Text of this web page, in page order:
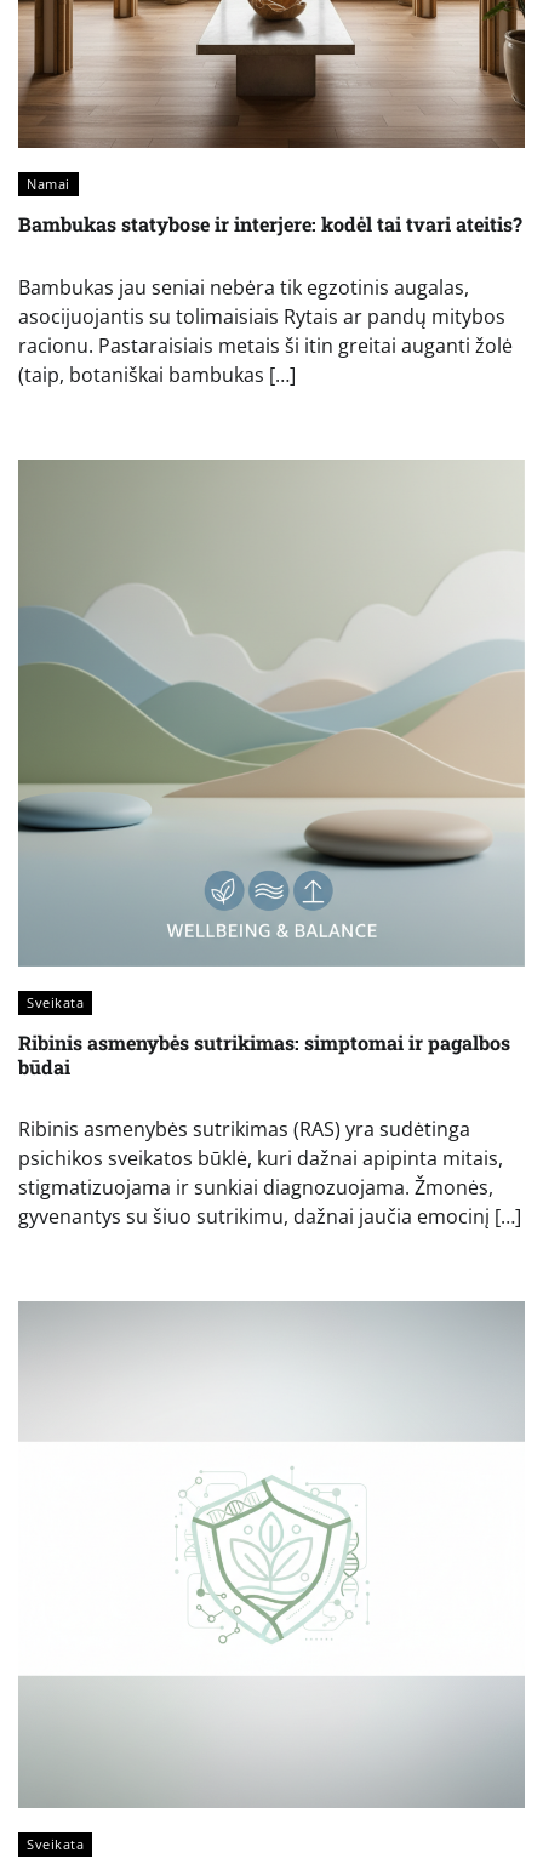
Namai
Bambukas statybose ir interjere: kodėl tai tvari ateitis?
Bambukas jau seniai nebėra tik egzotinis augalas,
asocijuojantis su tolimaisiais Rytais ar pandų mitybos
racionu. Pastaraisiais metais ši itin greitai auganti žolė
(taip, botaniškai bambukas […]
Sveikata
Ribinis asmenybės sutrikimas: simptomai ir pagalbos
būdai
Ribinis asmenybės sutrikimas (RAS) yra sudėtinga
psichikos sveikatos būklė, kuri dažnai apipinta mitais,
stigmatizuojama ir sunkiai diagnozuojama. Žmonės,
gyvenantys su šiuo sutrikimu, dažnai jaučia emocinį […]
Sveikata